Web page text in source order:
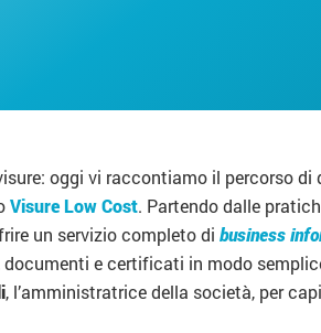
oggi vi raccontiamo il percorso di
Visure Low Cost. Partendo dalle
un servizio completo di business
e certificati in modo
, l’amministratrice della società, per